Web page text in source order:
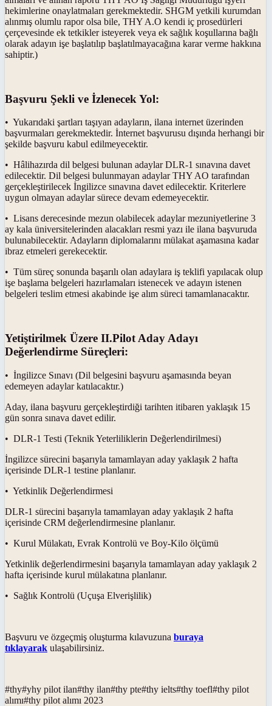
hekimlerine onaylatmaları gerekmektedir. SHGM yetkili kurumdan
alınmış olumlu rapor olsa bile, THY A.O kendi iç prosedürleri
çerçevesinde ek tetkikler isteyerek veya ek sağlık koşullarına bağlı
olarak adayın işe başlatılıp başlatılmayacağına karar verme hakkına
sahiptir.)
Başvuru Şekli ve İzlenecek Yol:
• Yukarıdaki şartları taşıyan adayların, ilana internet üzerinden
başvurmaları gerekmektedir. İnternet başvurusu dışında herhangi bir
şekilde başvuru kabul edilmeyecektir.
• Hâlihazırda dil belgesi bulunan adaylar DLR-1 sınavına davet
edilecektir. Dil belgesi bulunmayan adaylar THY AO tarafından
gerçekleştirilecek İngilizce sınavına davet edilecektir. Kriterlere
uygun olmayan adaylar sürece devam edemeyecektir.
• Lisans derecesinde mezun olabilecek adaylar mezuniyetlerine 3
ay kala üniversitelerinden alacakları resmi yazı ile ilana başvuruda
bulunabilecektir. Adayların diplomalarını mülakat aşamasına kadar
ibraz etmeleri gerekecektir.
• Tüm süreç sonunda başarılı olan adaylara iş teklifi yapılacak olup
işe başlama belgeleri hazırlamaları istenecek ve adayın istenen
belgeleri teslim etmesi akabinde işe alım süreci tamamlanacaktır.
Yetiştirilmek Üzere II.Pilot Aday Adayı
Değerlendirme Süreçleri:
• İngilizce Sınavı (Dil belgesini başvuru aşamasında beyan
edemeyen adaylar katılacaktır.)
Aday, ilana başvuru gerçekleştirdiği tarihten itibaren yaklaşık 15
gün sonra sınava davet edilir.
• DLR-1 Testi (Teknik Yeterliliklerin Değerlendirilmesi)
İngilizce sürecini başarıyla tamamlayan aday yaklaşık 2 hafta
içerisinde DLR-1 testine planlanır.
• Yetkinlik Değerlendirmesi
DLR-1 sürecini başarıyla tamamlayan aday yaklaşık 2 hafta
içerisinde CRM değerlendirmesine planlanır.
• Kurul Mülakatı, Evrak Kontrolü ve Boy-Kilo ölçümü
Yetkinlik değerlendirmesini başarıyla tamamlayan aday yaklaşık 2
hafta içerisinde kurul mülakatına planlanır.
• Sağlık Kontrolü (Uçuşa Elverişlilik)
Başvuru ve özgeçmiş oluşturma kılavuzuna buraya
tıklayarak ulaşabilirsiniz.
#thy#yhy pilot ilan#thy ilan#thy pte#thy ielts#thy toefl#thy pilot
alımı#thy pilot alımı 2023